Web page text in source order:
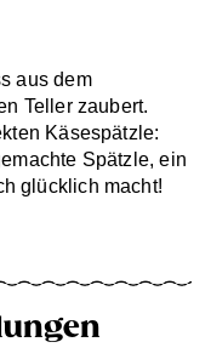
aus dem
Teller zaubert.
Käsespätzle:
Spätzle, ein
glücklich macht!